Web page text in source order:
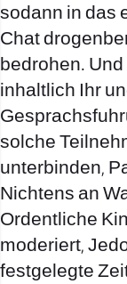
sodann in das
Chat
bedrohen.
inhaltlich Ihr
solche
unterbinden,
Nichtens an
Ordentliche
moderiert,
festgelegte